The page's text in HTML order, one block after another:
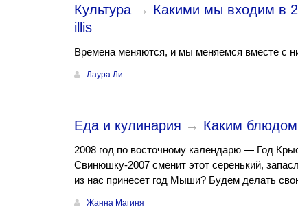
Культура → Какими мы входим в
illis
Времена меняются, и мы меняемся вместе с
Лаура Ли
Еда и кулинария → Каким
2008 год по восточному календарю — Год
Свинюшку-2007 сменит этот серенький,
из нас принесет год Мыши? Будем делать
Жанна Магиня